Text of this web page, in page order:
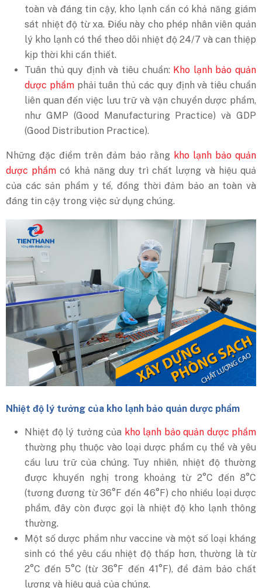
toàn và đáng tin cậy, kho lạnh cần có khả năng giám
sát nhiệt độ từ xa. Điều này cho phép nhân viên quản
lý kho lạnh có thể theo dõi nhiệt độ 24/7 và can thiệp
kịp thời khi cần thiết.
Tuân thủ quy định và tiêu chuẩn: Kho lạnh bảo quản
dược phẩmphải tuân thủ các quy định và tiêu chuẩn
liên quan đến việc lưu trữ và vận chuyển dược phẩm,
như GMP (Good Manufacturing Practice) và GDP
(Good Distribution Practice).
Những đặc điểm trên đảm bảo rằng kho lạnh bảo quản
dược phẩm có khả năng duy trì chất lượng và hiệu quả
của các sản phẩm y tế, đồng thời đảm bảo an toàn và
đáng tin cậy trong việc sử dụng chúng.
Nhiệt độ lý tưởng của kho lạnh bảo quản dược phẩm
Nhiệt độ lý tưởng của kho lạnh bảo quản dược phẩm
thường phụ thuộc vào loại dược phẩm cụ thể và yêu
cầu lưu trữ của chúng. Tuy nhiên, nhiệt độ thường
được khuyến nghị trong khoảng từ 2°C đến 8°C
(tương đương từ 36°F đến 46°F) cho nhiều loại dược
phẩm, đây còn được gọi là nhiệt độ kho lạnh thông
thường.
Một số dược phẩm như vaccine và một số loại kháng
sinh có thể yêu cầu nhiệt độ thấp hơn, thường là từ
2°C đến 5°C (từ 36°F đến 41°F), để đảm bảo chất
lượng và hiệu quả của chúng.